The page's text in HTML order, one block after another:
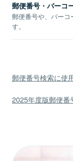
郵便番号・バーコ
郵便番号や、バーコ
す。
郵便番号検索に使
2025年度版郵便番